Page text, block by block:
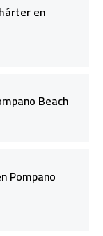
en
Beach
Pompano